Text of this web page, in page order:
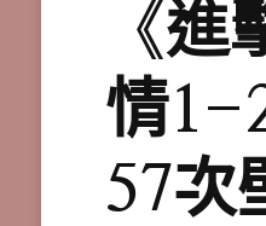
《
情1-
57次